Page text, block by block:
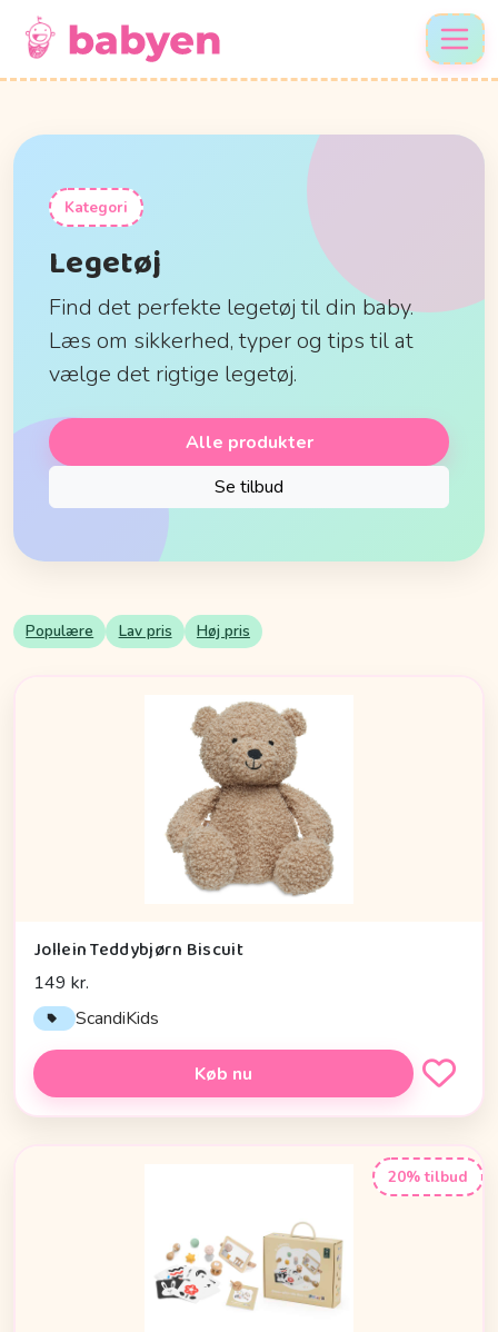
Kategori
Legetøj
Find det perfekte legetøj til din baby.
Læs om sikkerhed, typer og tips til at
vælge det rigtige legetøj.
Alle produkter
Se tilbud
Populære Lav pris Høj pris
Jollein Teddybjørn Biscuit
149 kr.
ScandiKids
Køb nu
20% tilbud